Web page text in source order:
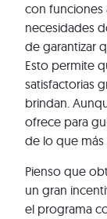
con funciones
necesidades
de garantizar
Esto permite
satisfactorias
brindan.
ofrece para
de lo que
Pienso que
un gran
el programa